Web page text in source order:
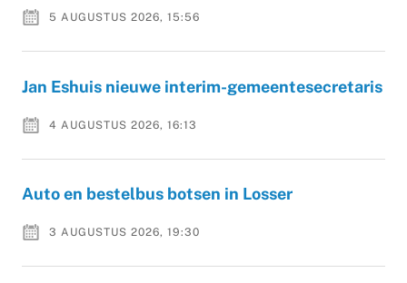
5 AUGUSTUS 2026, 15:56
Jan Eshuis nieuwe interim-gemeentesecretaris
4 AUGUSTUS 2026, 16:13
Auto en bestelbus botsen in Losser
3 AUGUSTUS 2026, 19:30